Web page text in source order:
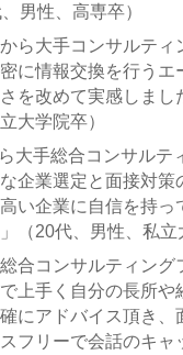
男性、高専卒）
ら大手コンサルティ
に情報交換を行うエ
を改めて実感しまし
大学院卒）
大手総合コンサルテ
企業選定と面接対策
い企業に自信を持っ
（20代、男性、私立
合コンサルティング
で上手く自分の長所や
にアドバイス頂き、
フリーで会話のキャ